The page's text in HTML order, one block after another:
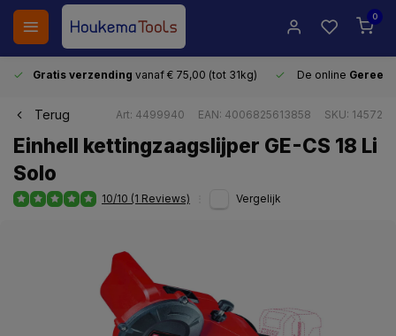
0
Gratis verzending vanaf € 75,00 (tot 31kg) De online
Terug Art: 4499940 EAN: 4006825613858 SKU: 14572
Einhell kettingzaagslijper GE-CS 18 Li
Solo
10/10 (1 Reviews) Vergelijk